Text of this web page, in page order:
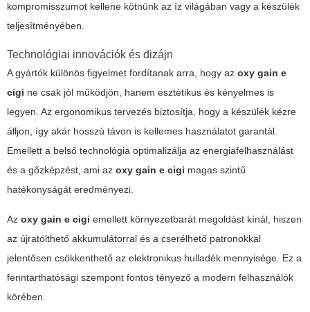
kompromisszumot kellene kötnünk az íz világában vagy a készülék
teljesítményében.
Technológiai innovációk és dizájn
A gyártók különös figyelmet fordítanak arra, hogy az oxy gain e
cigi ne csak jól működjön, hanem esztétikus és kényelmes is
legyen. Az ergonomikus tervezés biztosítja, hogy a készülék kézre
álljon, így akár hosszú távon is kellemes használatot garantál.
Emellett a belső technológia optimalizálja az energiafelhasználást
és a gőzképzést, ami az oxy gain e cigi magas szintű
hatékonyságát eredményezi.
Az oxy gain e cigi emellett környezetbarát megoldást kínál, hiszen
az újratölthető akkumulátorral és a cserélhető patronokkal
jelentősen csökkenthető az elektronikus hulladék mennyisége. Ez a
fenntarthatósági szempont fontos tényező a modern felhasználók
körében.